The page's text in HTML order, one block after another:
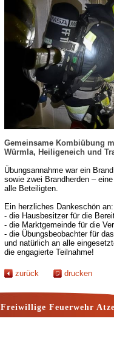
Gemeinsame Kombiübung
Würmla, Heiligeneich und
Übungsannahme war ein
sowie zwei Brandherden –
alle Beteiligten.
Ein herzliches Dankeschön an:
- die Hausbesitzer für die
- die Marktgemeinde für die
- die Übungsbeobachter für
und natürlich an alle
die engagierte Teilnahme!
zurück drucken
Freiwillige Feuerwehr